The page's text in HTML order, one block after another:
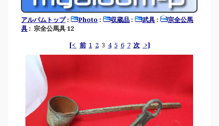
アルバムトップ: Photo : 収蔵品 : 武具 :
宗全公馬
具 : 宗全公馬具 12
[< 前 1 23 4 5 6 7 次 >]